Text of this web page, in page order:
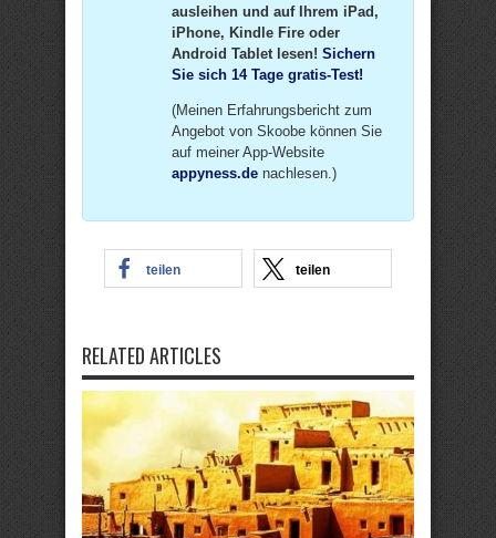
ausleihen und auf Ihrem iPad,
iPhone, Kindle Fire oder
Android Tablet lesen! Sichern
Sie sich 14 Tage gratis-Test!
(Meinen Erfahrungsbericht zum
Angebot von Skoobe können Sie
auf meiner App-Website
appyness.de nachlesen.)
teilen teilen
RELATED ARTICLES